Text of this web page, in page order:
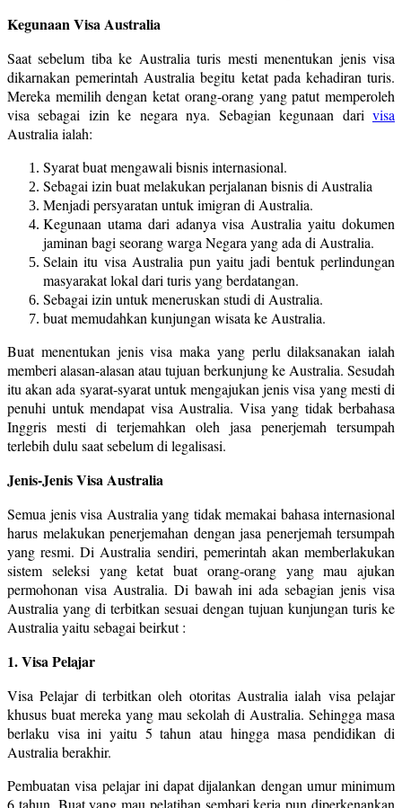
Kegunaan Visa Australia
Saat sebelum tiba ke Australia turis mesti menentukan jenis visa
dikarnakan pemerintah Australia begitu ketat pada kehadiran turis.
Mereka memilih dengan ketat orang-orang yang patut memperoleh
visa sebagai izin ke negara nya. Sebagian kegunaan dari visa
Australia ialah:
Syarat buat mengawali bisnis internasional.
Sebagai izin buat melakukan perjalanan bisnis di Australia
Menjadi persyaratan untuk imigran di Australia.
Kegunaan utama dari adanya visa Australia yaitu dokumen
jaminan bagi seorang warga Negara yang ada di Australia.
Selain itu visa Australia pun yaitu jadi bentuk perlindungan
masyarakat lokal dari turis yang berdatangan.
Sebagai izin untuk meneruskan studi di Australia.
buat memudahkan kunjungan wisata ke Australia.
Buat menentukan jenis visa maka yang perlu dilaksanakan ialah
memberi alasan-alasan atau tujuan berkunjung ke Australia. Sesudah
itu akan ada syarat-syarat untuk mengajukan jenis visa yang mesti di
penuhi untuk mendapat visa Australia. Visa yang tidak berbahasa
Inggris mesti di terjemahkan oleh jasa penerjemah tersumpah
terlebih dulu saat sebelum di legalisasi.
Jenis-Jenis Visa Australia
Semua jenis visa Australia yang tidak memakai bahasa internasional
harus melakukan penerjemahan dengan jasa penerjemah tersumpah
yang resmi. Di Australia sendiri, pemerintah akan memberlakukan
sistem seleksi yang ketat buat orang-orang yang mau ajukan
permohonan visa Australia. Di bawah ini ada sebagian jenis visa
Australia yang di terbitkan sesuai dengan tujuan kunjungan turis ke
Australia yaitu sebagai beirkut :
1. Visa Pelajar
Visa Pelajar di terbitkan oleh otoritas Australia ialah visa pelajar
khusus buat mereka yang mau sekolah di Australia. Sehingga masa
berlaku visa ini yaitu 5 tahun atau hingga masa pendidikan di
Australia berakhir.
Pembuatan visa pelajar ini dapat dijalankan dengan umur minimum
6 tahun. Buat yang mau pelatihan sembari kerja pun diperkenankan